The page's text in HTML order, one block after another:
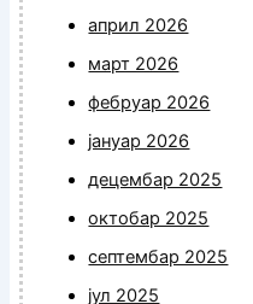
април 2026
март 2026
фебруар 2026
јануар 2026
децембар 2025
октобар 2025
септембар 2025
јул 2025